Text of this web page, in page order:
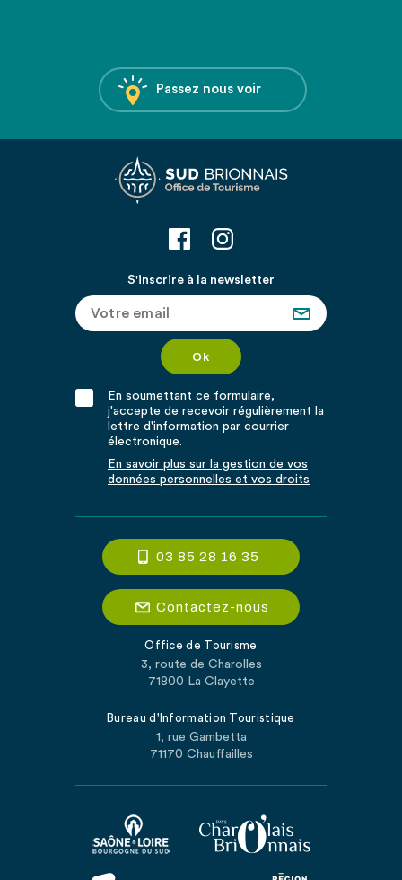
Passez nous voir
S'inscrire à la newsletter
En soumettant ce formulaire,
j'accepte de recevoir régulièrement la
lettre d'information par courrier
électronique.
En savoir plus sur la gestion de vos
données personnelles et vos droits
03 85 28 16 35
Contactez-nous
Office de Tourisme
3, route de Charolles
71800 La Clayette
Bureau d'Information Touristique
1, rue Gambetta
71170 Chauffailles